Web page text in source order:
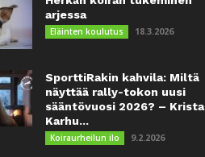
arjessa
Eläinten koulutus 18.3.2026
SporttiRakin kahvila: Miltä
näyttää rally-tokon uusi
sääntövuosi 2026? – Krista
Karhu...
Koiraurheilun ilo 9.2.2026